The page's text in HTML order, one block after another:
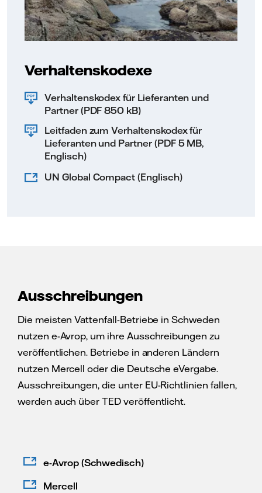
Verhaltenskodexe
Verhaltenskodex für Lieferanten und
Partner (PDF 850 kB)
Leitfaden zum Verhaltenskodex für
Lieferanten und Partner (PDF 5 MB,
Englisch)
UN Global Compact (Englisch)
Ausschreibungen
Die meisten Vattenfall-Betriebe in Schweden
nutzen e-Avrop, um ihre Ausschreibungen zu
veröffentlichen. Betriebe in anderen Ländern
nutzen Mercell oder die Deutsche eVergabe.
Ausschreibungen, die unter EU-Richtlinien fallen,
werden auch über TED veröffentlicht.
e-Avrop (Schwedisch)
Mercell